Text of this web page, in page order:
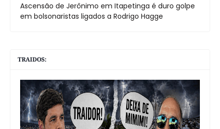
Ascensão de Jerônimo em Itapetinga é duro golpe
em bolsonaristas ligados a Rodrigo Hagge
TRAIDOS: